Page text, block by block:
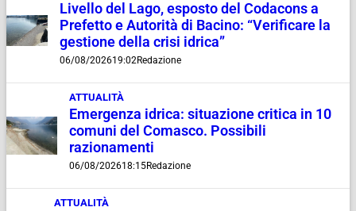
Livello del Lago, esposto del Codacons a
Prefetto e Autorità di Bacino: “Verificare la
gestione della crisi idrica”
06/08/202619:02Redazione
ATTUALITÀ
Emergenza idrica: situazione critica in 10
comuni del Comasco. Possibili
razionamenti
06/08/202618:15Redazione
ATTUALITÀ